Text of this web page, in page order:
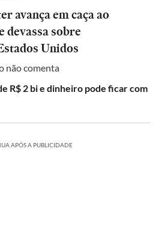
avança em caça ao
devassa sobre
Unidos
não comenta
R$ 2 bi e dinheiro pode ficar com
APÓS A PUBLICIDADE